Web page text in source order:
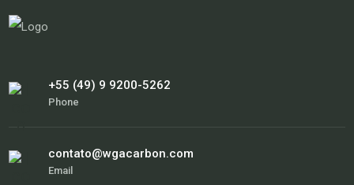
+55 (49) 9 9200-5262
Phone
contato@wgacarbon.com
Email